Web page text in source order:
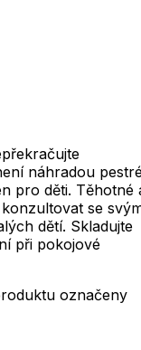
náhradou
pro děti. Těhotné
se
dětí. Skladujte
při pokojové
označeny